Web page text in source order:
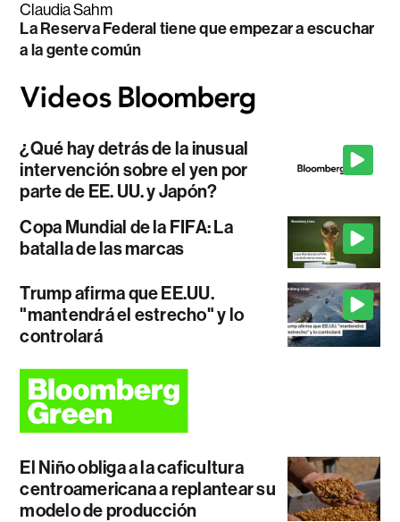
Claudia Sahm
La Reserva Federal tiene que empezar a escuchar
a la gente común
¿Qué hay detrás de la inusual
intervención sobre el yen por
parte de EE. UU. y Japón?
Copa Mundial de la FIFA: La
batalla de las marcas
Trump afirma que EE.UU.
"mantendrá el estrecho" y lo
controlará
El Niño obliga a la caficultura
centroamericana a replantear su
modelo de producción